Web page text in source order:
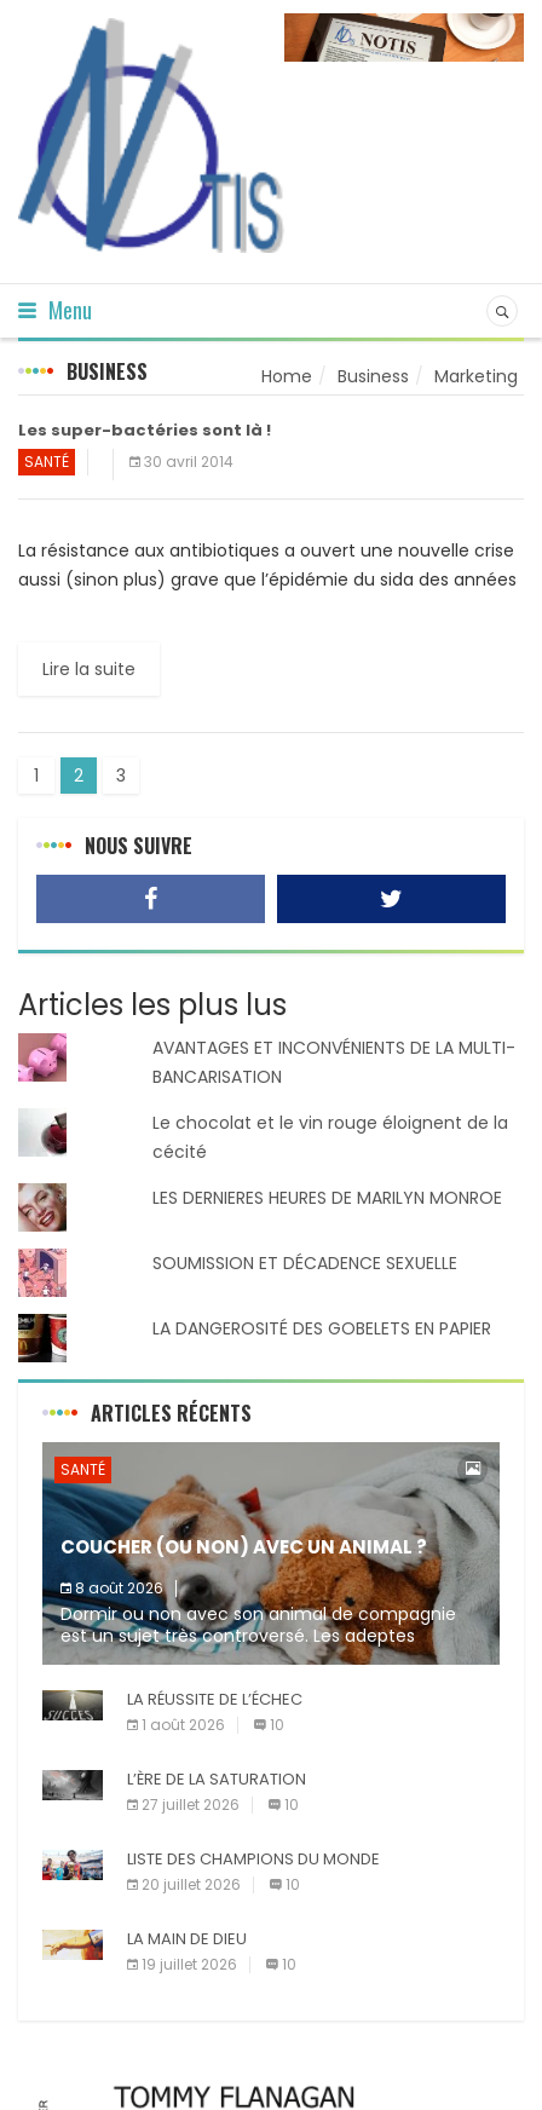
Menu
BUSINESS Home Business Marketing
Les super-bactéries sont là !
SANTÉ 30 avril 2014
La résistance aux antibiotiques a ouvert une nouvelle crise
aussi (sinon plus) grave que l’épidémie du sida des années
Lire la suite
1 2 3
NOUS SUIVRE
Articles les plus lus
AVANTAGES ET INCONVÉNIENTS DE LA MULTI-
BANCARISATION
Le chocolat et le vin rouge éloignent de la
cécité
LES DERNIERES HEURES DE MARILYN MONROE
SOUMISSION ET DÉCADENCE SEXUELLE
LA DANGEROSITÉ DES GOBELETS EN PAPIER
ARTICLES RÉCENTS
SANTÉ
COUCHER (OU NON) AVEC UN ANIMAL ?
8 août 2026
Dormir ou non avec son animal de compagnie
est un sujet très controversé. Les adeptes
affirment que la présence de leur compagnon à
LA RÉUSSITE DE L’ÉCHEC
1 août 2026 10
L’ÈRE DE LA SATURATION
27 juillet 2026 10
LISTE DES CHAMPIONS DU MONDE
20 juillet 2026 10
LA MAIN DE DIEU
19 juillet 2026 10